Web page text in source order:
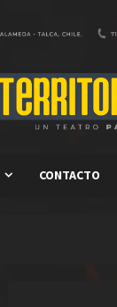
CONTACTO